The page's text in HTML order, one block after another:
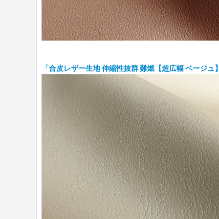
「合皮レザー生地 伸縮性抜群 難燃【超広幅 ベージュ